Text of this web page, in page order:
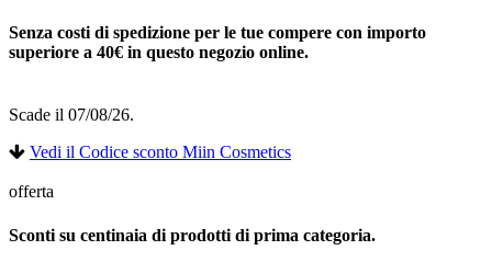
Senza costi di spedizione per le tue compere con importo
superiore a 40€ in questo negozio online.
Scade il 07/08/26.
Vedi il Codice sconto Miin Cosmetics
offerta
Sconti su centinaia di prodotti di prima categoria.